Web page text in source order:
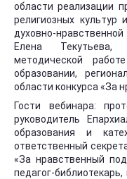
области реализации
религиозных культур
духовно-
Елена
методической
образовании,
области конкурса «За
Гости вебинара:
руководитель
образования и
ответственный
«За нравственный
педагог-